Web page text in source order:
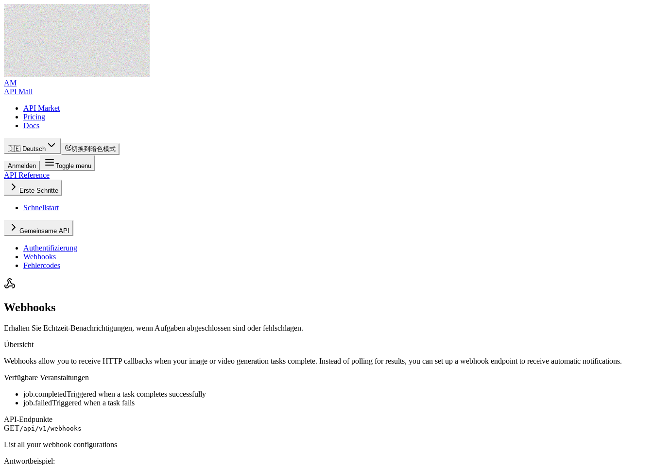
AM
API Mall
API Market
Pricing
Docs
🇩🇪 Deutsch 切换到暗色模式
Anmelden Toggle menu
API Reference
Erste Schritte
Schnellstart
Gemeinsame API
Authentifizierung
Webhooks
Fehlercodes
Webhooks
Erhalten Sie Echtzeit-Benachrichtigungen, wenn Aufgaben abgeschlossen sind oder fehlschlagen.
Übersicht
Webhooks allow you to receive HTTP callbacks when your image or video generation tasks complete. Instead of polling for results, you can set up a webhook endpoint to receive automatic notifications.
Verfügbare Veranstaltungen
job.completedTriggered when a task completes successfully
job.failedTriggered when a task fails
API-Endpunkte
GET/api/v1/webhooks
List all your webhook configurations
Antwortbeispiel: